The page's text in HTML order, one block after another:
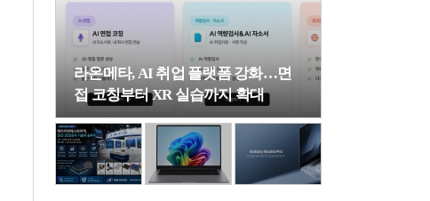
라온메타, AI 취업 플랫폼 강화…면
접 코칭부터 XR 실습까지 확대